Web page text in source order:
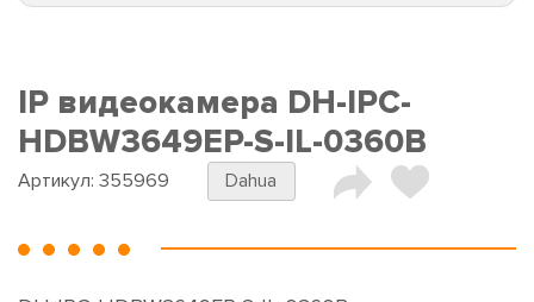
IP видеокамера DH-IPC-
HDBW3649EP-S-IL-0360B
Артикул: 355969 Dahua